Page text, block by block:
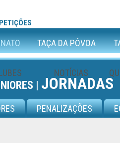
TAÇA DA PÓVOA
NOTÍCIAS
| JORNADAS
PENALIZAÇÕES